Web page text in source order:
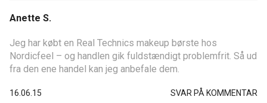
Anette S.
Jeg har købt en Real Technics makeup børste hos
Nordicfeel – og handlen gik fuldstændigt problemfrit. Så ud
fra den ene handel kan jeg anbefale dem.
16.06.15 SVAR PÅ KOMMENTAR